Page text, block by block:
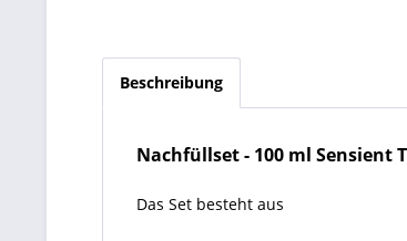
Beschreibung
Nachfüllset- 100 ml Sensient
Das Set besteht aus